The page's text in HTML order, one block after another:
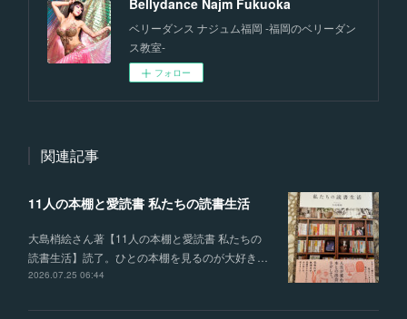
Bellydance Najm Fukuoka
ベリーダンス ナジュム福岡 -福岡のベリーダン
ス教室-
フォロー
関連記事
11人の本棚と愛読書 私たちの読書生活
大島梢絵さん著【11人の本棚と愛読書 私たちの
読書生活】読了。ひとの本棚を見るのが大好き…
2026.07.25 06:44